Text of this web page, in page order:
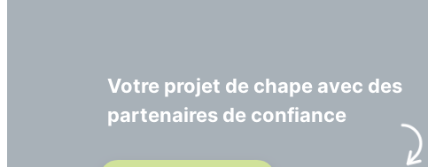
Votre projet de chape avec des
partenaires de confiance